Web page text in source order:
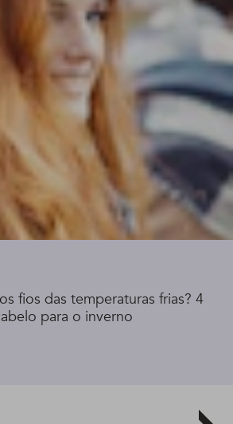
fios das temperaturas frias? 4
para o inverno